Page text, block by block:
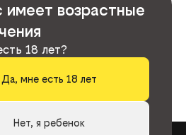
имеет возрастные
18 лет?
Да, мне есть 18 лет
Нет, я ребенок